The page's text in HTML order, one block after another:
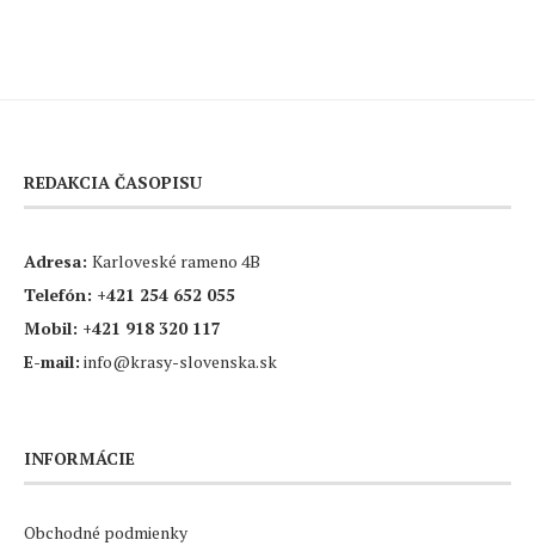
REDAKCIA ČASOPISU
Adresa: Karloveské rameno 4B
Telefón: +421 254 652 055
Mobil: +421 918 320 117
E-mail: info@krasy-slovenska.sk
INFORMÁCIE
Obchodné podmienky